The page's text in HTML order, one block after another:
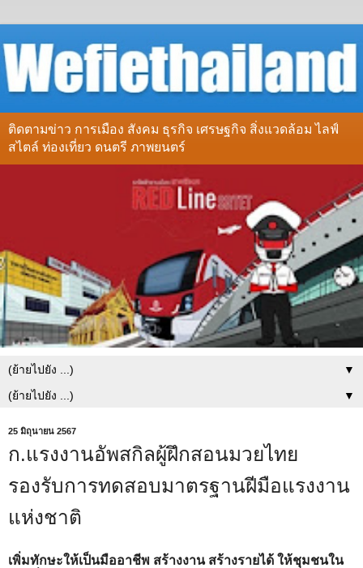
ติดตามข่าว การเมือง สังคม ธุรกิจ เศรษฐกิจ สิ่งแวดล้อม ไลฟ์
สไตล์ ท่องเที่ยว ดนตรี ภาพยนตร์
▼
▼
25 มิถุนายน 2567
ก.แรงงานอัพสกิลผู้ฝึกสอนมวยไทย
รองรับการทดสอบมาตรฐานฝีมือแรงงาน
แห่งชาติ
เพิ่มทักษะให้เป็นมืออาชีพ สร้างงาน สร้างรายได้ ให้ชุมชนใน